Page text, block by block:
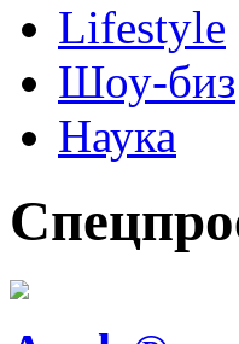
Lifestyle
Шоу-биз
Наука